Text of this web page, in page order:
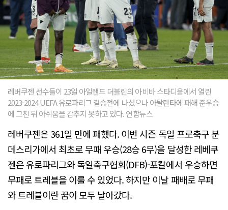
레버쿠젠 선수들이 23일 아일랜드 더블린의 아비바 스타디움에서 열린
2023-2024 UEFA 유로파리그 결승전에 나섰으나 아탈란타에 패해 준우승
에 그친 뒤 아쉬움을 감추지 못하고 있다. 연합뉴스
레버쿠젠은 361일 만에 패했다. 이번 시즌 독일 프로축구 분
데스리가에서 최초로 무패 우승(28승 6무)을 달성한 레베쿠
젠은 유로파리그와 독일축구협회(DFB)-포칼에서 우승하면
무패로 트레블을 이룰 수 있었다. 하지만 이날 패배로 무패
와 트레블이란 꿈이 모두 날아갔다.